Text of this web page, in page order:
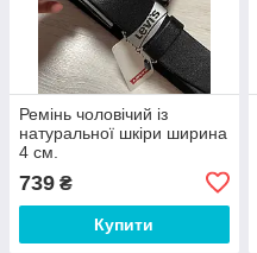
Ремінь чоловічий із
натуральної шкіри ширина
4 см.
739 ₴
Купити